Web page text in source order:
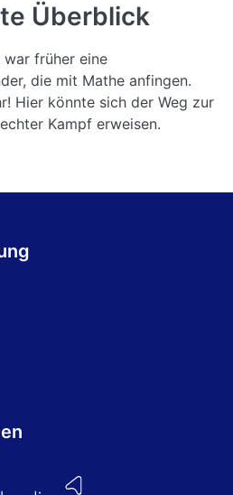
Überblick
war früher eine
die mit Mathe anfingen.
Hier könnte sich der Weg zur
Kampf erweisen.